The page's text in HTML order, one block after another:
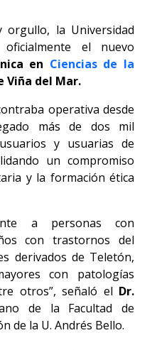
orgullo, la Universidad
el nuevo
en Ciencias de la
Viña del Mar.
operativa desde
más de dos mil
y usuarias de
un compromiso
y la formación ética
a personas con
con trastornos del
derivados de Teletón,
con patologías
otros”, señaló el Dr.
de la Facultad de
de la U. Andrés Bello.